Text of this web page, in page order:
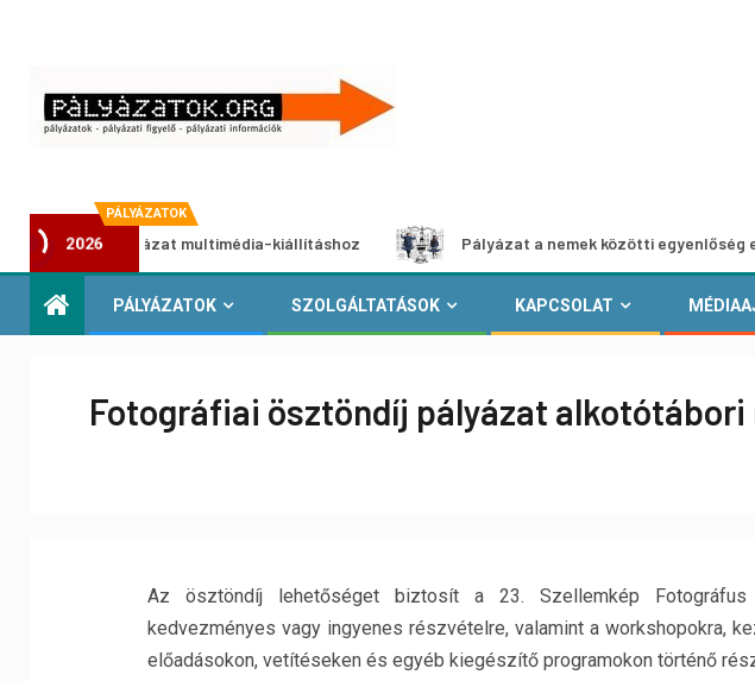
PÁLYÁZATOK
2026
pályázat multimédia-kiállításhoz Pályázat a nemek közötti egyenlőség európai
PÁLYÁZATOK SZOLGÁLTATÁSOK KAPCSOLAT
Fotográfiai ösztöndíj pályázat alkotótábori
Az ösztöndíj lehetőséget biztosít a 23. Szellemkép
kedvezményes vagy ingyenes részvételre, valamint a workshopokra,
előadásokon, vetítéseken és egyéb kiegészítő programokon történő